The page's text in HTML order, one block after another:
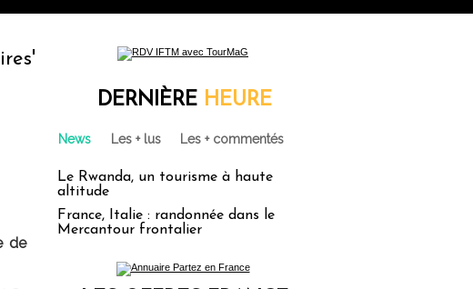
librairie du voyage
de
DERNIÈRE HEURE
News Les + lus Les + commentés
Le Rwanda, un tourisme à haute
altitude
France, Italie : randonnée dans le
Mercantour frontalier